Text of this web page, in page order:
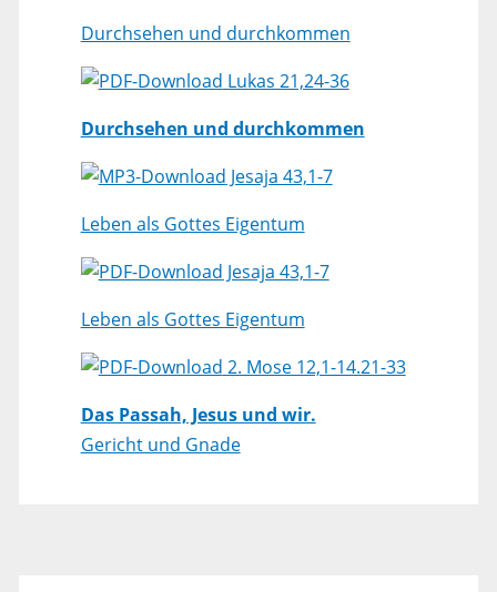
Durchsehen und durchkommen
Lukas 21,24-36
Durchsehen und durchkommen
Jesaja 43,1-7
Leben als Gottes Eigentum
Jesaja 43,1-7
Leben als Gottes Eigentum
2. Mose 12,1-14.21-33
Das Passah, Jesus und wir.
Gericht und Gnade